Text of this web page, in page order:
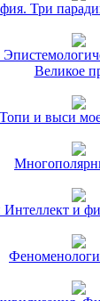
Три
Великое
Топи и выси
Интеллект и